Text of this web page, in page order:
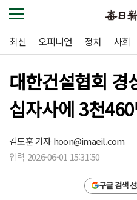
최신 오피니언 정치 사회
대한건설협회 경
십자사에 3천
김도훈 기자hoon@imaeil.com
입력 2026-06-01 15:31:50
구글 검색